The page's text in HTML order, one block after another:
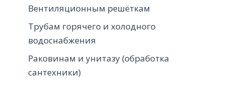
Вентиляционным решёткам
Трубам горячего и холодного
водоснабжения
Раковинам и унитазу (обработка
сантехники)